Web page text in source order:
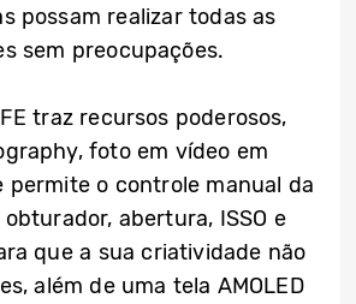
possam realizar todas as
sem preocupações.
traz recursos poderosos,
foto em vídeo em
permite o controle manual da
abertura, ISSO e
que a sua criatividade não
além de uma tela AMOLED